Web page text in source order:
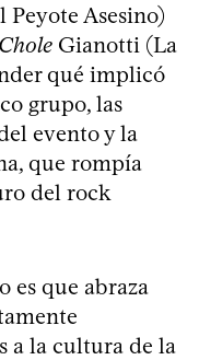
Asesino)
Chole Gianotti (La
qué implicó
grupo, las
evento y la
que rompía
del rock
es que abraza
a la cultura de la